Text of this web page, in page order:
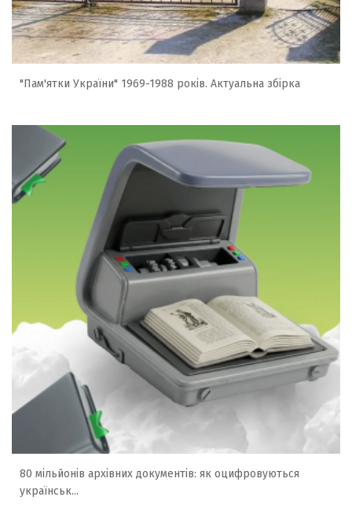
"Пам'ятки України" 1969-1988 років. Актуальна збірка
80 мільйонів архівних документів: як оцифровуються
українськ...